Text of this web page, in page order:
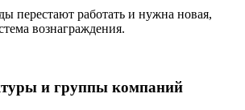
перестают работать и нужна новая,
вознаграждения.
и группы компаний